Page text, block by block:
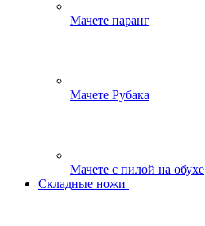
Мачете паранг
Мачете Рубака
Мачете с пилой на обухе
Складные ножи